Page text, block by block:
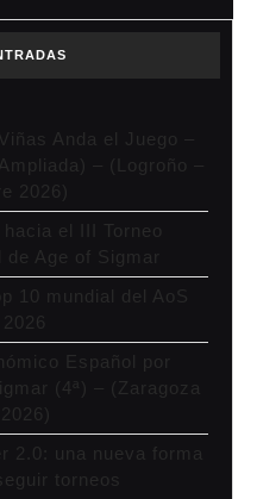
Anda el Juego –
– (Logroño –
2026)
el III Torneo
Age of Sigmar
10 mundial del AoS
Español por
(4ª) – (Zaragoza
2.0: una nueva forma
torneos